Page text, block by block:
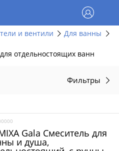
и вентили Для ванны
отдельностоящих ванн
Фильтры
Gala Смеситель для
и душа,